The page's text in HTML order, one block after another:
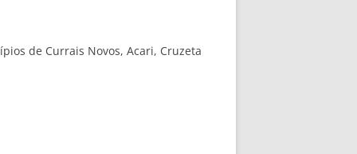
de Currais Novos, Acari, Cruzeta